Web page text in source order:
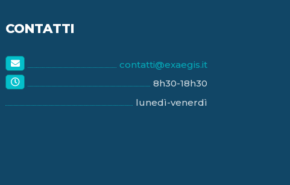
CONTATTI
contatti@exaegis.it
8h30-18h30
lunedì-venerdì